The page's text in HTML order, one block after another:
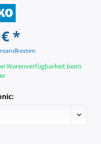
*
Warenverfügbarkeit beim